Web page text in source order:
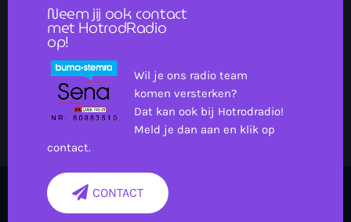
Neem jij ook contact
met HotrodRadio
op!
Wil je ons radio team
komen versterken?
Dat kan ook bij Hotrodradio!
Meld je dan aan en klik op
contact.
CONTACT